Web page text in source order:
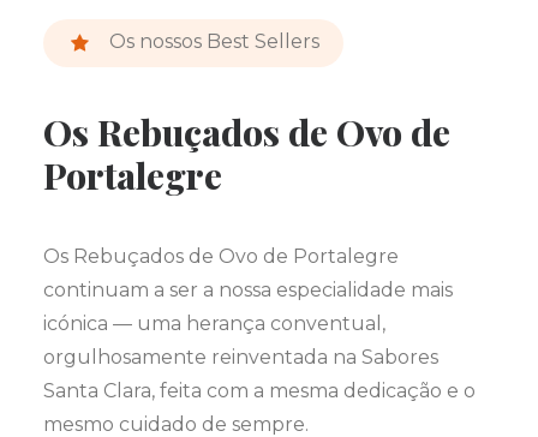
Os nossos Best Sellers
Os Rebuçados de Ovo de
Portalegre
Os Rebuçados de Ovo de Portalegre
continuam a ser a nossa especialidade mais
icónica — uma herança conventual,
orgulhosamente reinventada na Sabores
Santa Clara, feita com a mesma dedicação e o
mesmo cuidado de sempre.